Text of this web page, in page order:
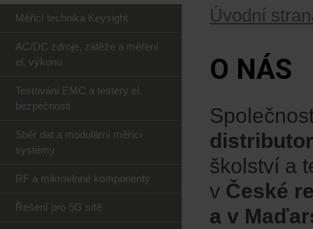
Úvodní
O NÁS
školství a
v České
a v
Měřicí technika Keysight
AC/DC zdroje, zátěže a měření
el. výkonu
Testování EMC a testery el.
bezpečnosti
Sběr dat a modulární měřící
systémy
RF a mikrovlnné komponenty
Řešení pro 5G sítě